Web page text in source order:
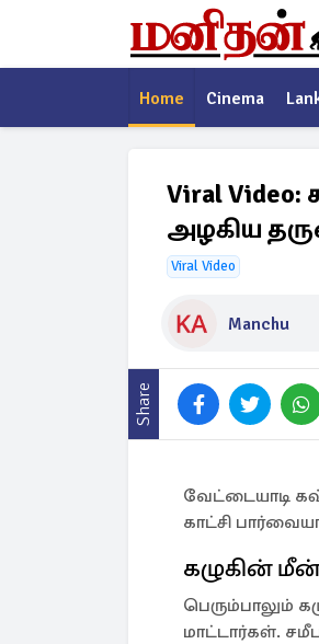
Home Cinema
Viral
அழகிய
Viral Video
Manchu
Share
வேட்டையாடி
காட்சி
கழுகின்
பெரும்பாலும்
மாட்டார்கள்.